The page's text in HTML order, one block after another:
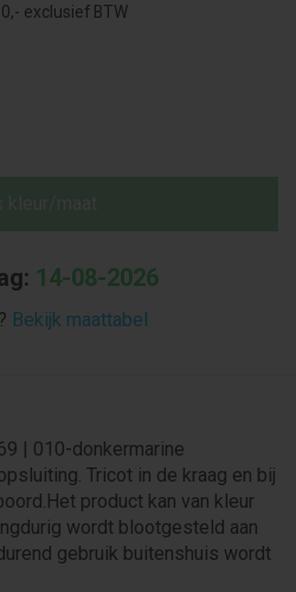
exclusief BTW
14-08-2026
Bekijk maattabel
| 010-donkermarine
Tricot in de kraag en bij
product kan van kleur
wordt blootgesteld aan
gebruik buitenshuis wordt